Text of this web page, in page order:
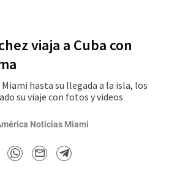
viaja a Cuba con
hasta su llegada a la isla, los
su viaje con fotos y videos
Noticias Miami